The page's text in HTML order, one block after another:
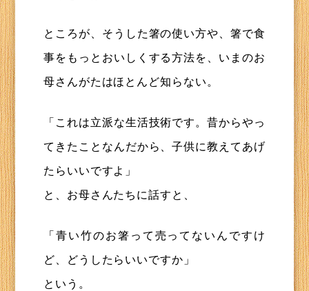
ところが、そうした箸の使い方や、箸で食
事をもっとおいしくする方法を、いまのお
母さんがたはほとんど知らない。
「これは立派な生活技術です。昔からやっ
てきたことなんだから、子供に教えてあげ
たらいいですよ」
と、お母さんたちに話すと、
「青い竹のお箸って売ってないんですけ
ど、どうしたらいいですか」
という。